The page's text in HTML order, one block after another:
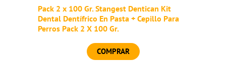
Pack 2 x 100 Gr. Stangest Dentican Kit
Dental Dentífrico En Pasta + Cepillo Para
Perros Pack 2 X 100 Gr.
COMPRAR